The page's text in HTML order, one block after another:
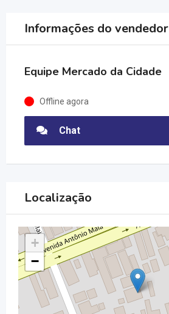
Informações do vendedor
Equipe Mercado da Cidade
Offline agora
Chat
Localização
+
−